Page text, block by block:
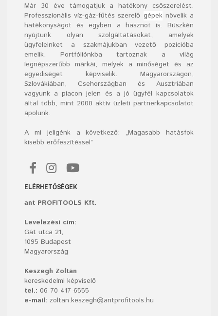
Már 30 éve támogatjuk a hatékony csőszerelést.
Professzionális víz-gáz-fűtés szerelő gépeknövelik a
hatékonyságot és egyben a hasznot is. Büszkén
nyújtunk olyan szolgáltatásokat, amelyek
ügyfeleinket a szakmájukban vezető pozícióba
emelik. Portfóliónkba tartoznak a világ
legnépszerűbb márkái, melyek a minőséget és az
egyediséget képviselik. Magyarországon,
Szlovákiában, Csehországban és Ausztriában
vagyunk a piacon jelen és a jó ügyfél kapcsolatok
által több, mint 2000 aktív üzleti partnerkapcsolatot
ápolunk.
A mi jeligénk a következő: „Magasabb hatásfok
kisebb erőfeszítéssel”
ELÉRHETŐSÉGEK
ant PROFITOOLS Kft.
Levelezési cím:
Gát utca 21,
1095 Budapest
Magyarország
Keszegh Zoltán
kereskedelmi képviselő
tel.: 06 70 417 6555
e-mail: zoltan.keszegh@antprofitools.hu